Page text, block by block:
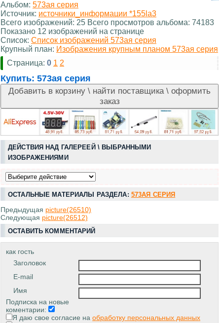
Альбом: 573ая серия
Источник: источники_информации *155la3
Всего изображений: 25 Всего просмотров альбома: 74183
Показано 12 изображений на странице
Список: Список изображений 573ая серия
Крупный план: Изображения крупным планом 573ая серия
Страница: 0 1 2
Купить: 573ая серия
ДЕЙСТВИЯ НАД ГАЛЕРЕЕЙ \ ВЫБРАННЫМИ
ИЗОБРАЖЕНИЯМИ
ОСТАЛЬНЫЕ МАТЕРИАЛЫ РАЗДЕЛА: 573АЯ СЕРИЯ
Предыдущая picture(26510)
Следующая picture(26512)
ОСТАВИТЬ КОММЕНТАРИЙ
как гость
Заголовок
E-mail
Имя
Подписка на новые
коментарии:
Я даю свое согласие на обработку персональных данных